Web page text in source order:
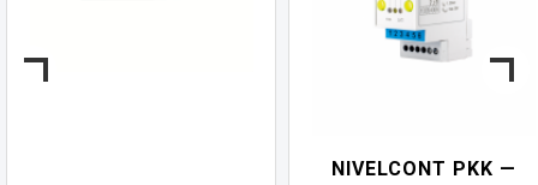
NIVELCONT PKK —